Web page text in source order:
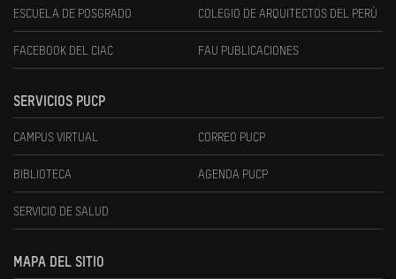
ESCUELA DE POSGRADO COLEGIO DE ARQUITECTOS DEL PERÚ
FACEBOOK DEL CIAC FAU PUBLICACIONES
SERVICIOS PUCP
CAMPUS VIRTUAL CORREO PUCP
BIBLIOTECA AGENDA PUCP
SERVICIO DE SALUD
MAPA DEL SITIO